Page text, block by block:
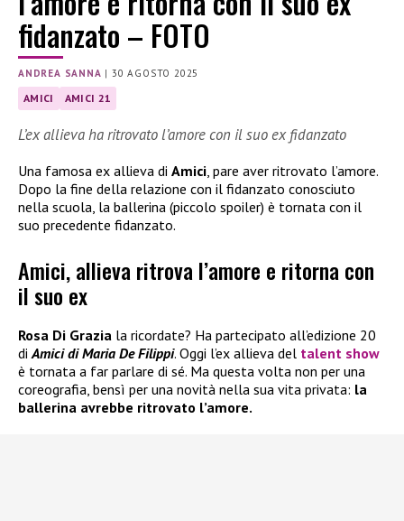
fidanzato – FOTO
ANDREA SANNA |30 AGOSTO 2025
AMICI AMICI 21
L’ex allieva ha ritrovato l’amore con il suo ex fidanzato
Una famosa ex allieva di Amici , pare aver ritrovato l’amore.
Dopo la fine della relazione con il fidanzato conosciuto
nella scuola, la ballerina (piccolo spoiler) è tornata con il
suo precedente fidanzato.
Amici, allieva ritrova l’amore e ritorna con
il suo ex
Rosa Di Grazia la ricordate? Ha partecipato all’edizione 20
diAmici di Maria De Filippi. Oggi l’ex allieva del talent show
è tornata a far parlare di sé. Ma questa volta non per una
coreografia, bensì per una novità nella sua vita privata: la
ballerina avrebbe ritrovato l’amore.